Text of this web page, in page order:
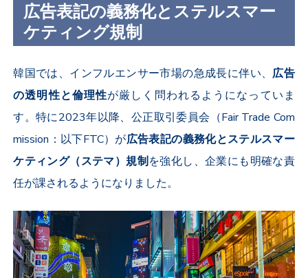
広告表記の義務化とステルスマー
ケティング規制
韓国では、インフルエンサー市場の急成長に伴い、広告
の透明性と倫理性が厳しく問われるようになっていま
す。特に2023年以降、公正取引委員会（Fair Trade Com
mission ：以下FTC）が広告表記の義務化とステルスマー
ケティング（ステマ）規制を強化し、企業にも明確な責
任が課されるようになりました。